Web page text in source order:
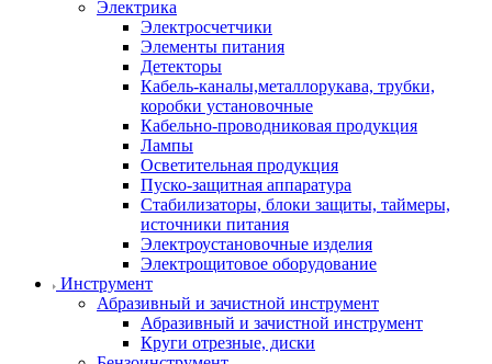
Электрика
Электросчетчики
Элементы питания
Детекторы
Кабель-каналы,металлорукава, трубки,
коробки установочные
Кабельно-проводниковая продукция
Лампы
Осветительная продукция
Пуско-защитная аппаратура
Стабилизаторы, блоки защиты, таймеры,
источники питания
Электроустановочные изделия
Электрощитовое оборудование
Инструмент
Абразивный и зачистной инструмент
Абразивный и зачистной инструмент
Круги отрезные, диски